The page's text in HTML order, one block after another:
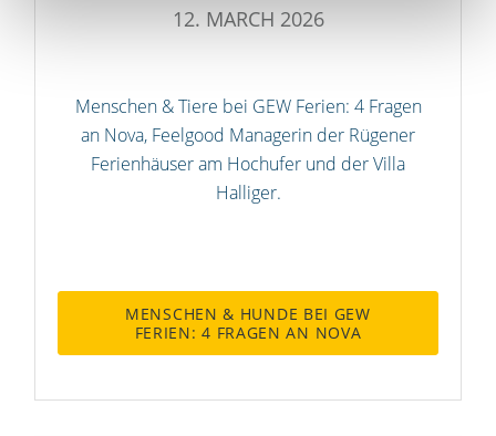
12. MARCH 2026
Menschen & Tiere bei GEW Ferien: 4 Fragen
an Nova, Feelgood Managerin der Rügener
Ferienhäuser am Hochufer und der Villa
Halliger.
MENSCHEN & HUNDE BEI GEW
FERIEN: 4 FRAGEN AN NOVA